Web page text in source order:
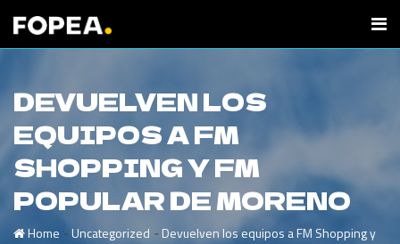
DEVUELVEN LOS
EQUIPOS A FM
SHOPPING Y FM
POPULAR DE MORENO
Home -Uncategorized -Devuelven los equipos a FM Shopping y